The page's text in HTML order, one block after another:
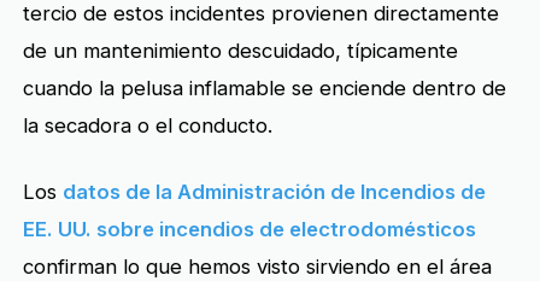
tercio de estos incidentes provienen directamente
de un mantenimiento descuidado, típicamente
cuando la pelusa inflamable se enciende dentro de
la secadora o el conducto.
Los datos de la Administración de Incendios de
EE. UU. sobre incendios de electrodomésticos
confirman lo que hemos visto sirviendo en el área